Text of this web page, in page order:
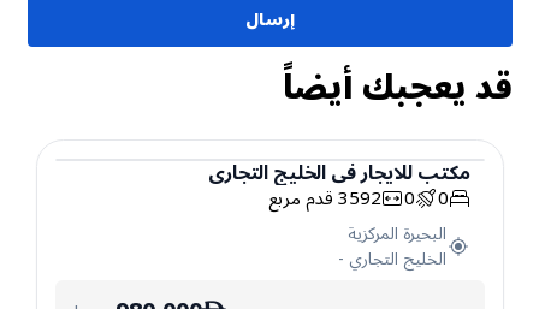
إرسال
قد يعجبك أيضاً
مكتب
مكتبللايجارفيالخليج التجاري
0
0
3592قدم مربع
البحيرة المركزية
الخليج التجاري -